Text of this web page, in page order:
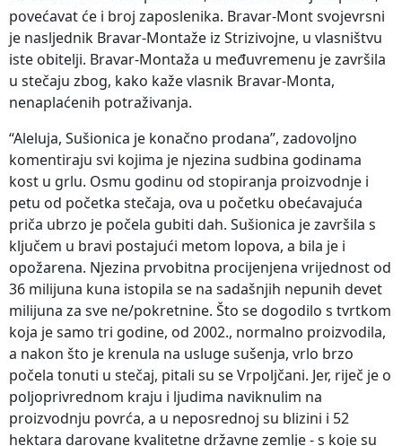
povećavat će i broj zaposlenika. Bravar-Mont svojevrsni
je nasljednik Bravar-Montaže iz Strizivojne, u vlasništvu
iste obitelji. Bravar-Montaža u međuvremenu je završila
u stečaju zbog, kako kaže vlasnik Bravar-Monta,
nenaplaćenih potraživanja.
“Aleluja, Sušionica je konačno prodana”, zadovoljno
komentiraju svi kojima je njezina sudbina godinama
kost u grlu. Osmu godinu od stopiranja proizvodnje i
petu od početka stečaja, ova u početku obećavajuća
priča ubrzo je počela gubiti dah. Sušionica je završila s
ključem u bravi postajući metom lopova, a bila je i
opožarena. Njezina prvobitna procijenjena vrijednost od
36 milijuna kuna istopila se na sadašnjih nepunih devet
milijuna za sve ne/pokretnine. Što se dogodilo s tvrtkom
koja je samo tri godine, od 2002., normalno proizvodila,
a nakon što je krenula na usluge sušenja, vrlo brzo
počela tonuti u stečaj, pitali su se Vrpoljčani. Jer, riječ je o
poljoprivrednom kraju i ljudima naviknulim na
proizvodnju povrća, a u neposrednoj su blizini i 52
hektara darovane kvalitetne državne zemlje - s koje su